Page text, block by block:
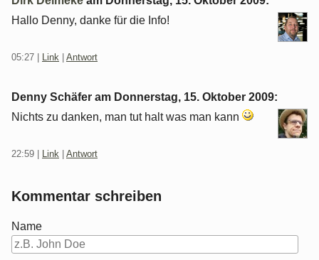
Hallo Denny, danke für die Info!
05:27 Link Antwort
Denny Schäfer am Donnerstag, 15. Oktober 2009:
Nichts zu danken, man tut halt was man kann
22:59 Link Antwort
Kommentar schreiben
Name